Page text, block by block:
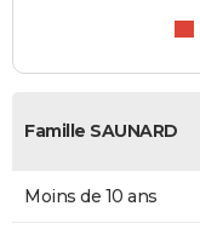
Famille SAUNARD
Moins de 10 ans